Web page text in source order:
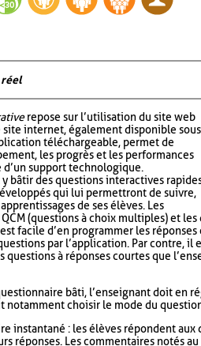
réel
repose sur l’utilisation du site web
site internet, également disponible sous
téléchargeable, permet de
les progrès et les performances
d’un support technologique.
y bâtir des questions interactives
qui lui permettront de suivre,
de ses élèves. Les
(questions à choix multiples) et les
facile d’en programmer les
par l’application. Par contre, il
questions à réponses courtes que
bâti, l’enseignant doit en
notamment choisir le mode du
instantané : les élèves répondent aux
réponses. Les commentaires notés